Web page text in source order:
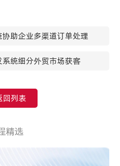
助企业多渠道订单处理
统细分外贸市场获客
回列表
精选